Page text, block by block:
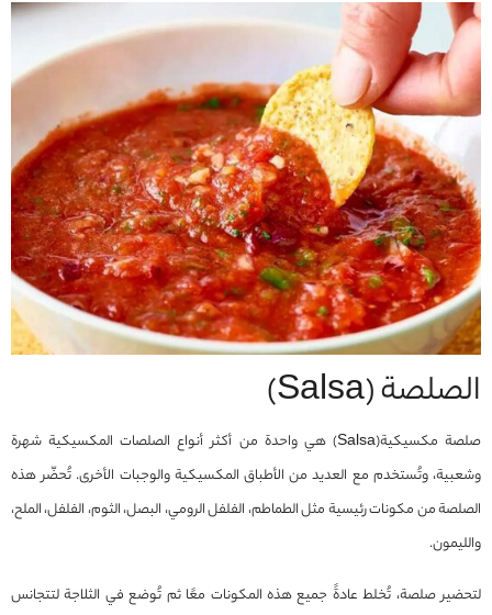
الصلصة (Salsa)
صلصة مكسيكية(Salsa) هي واحدة من أكثر أنواع الصلصات المكسيكية شهرة
وشعبية، وتُستخدم مع العديد من الأطباق المكسيكية والوجبات الأخرى. تُحضّر هذه
الصلصة من مكونات رئيسية مثل الطماطم، الفلفل الرومي، البصل، الثوم، الفلفل، الملح،
والليمون.
لتحضير صلصة، تُخلط عادةً جميع هذه المكونات معًا ثم تُوضع في الثلاجة لتتجانس